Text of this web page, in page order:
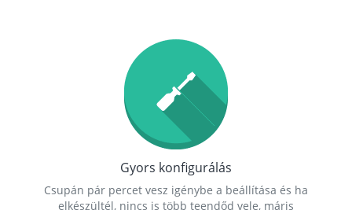
Gyors konfigurálás
Csupán pár percet vesz igénybe a beállítása és ha
elkészültél, nincs is több teendőd vele, máris